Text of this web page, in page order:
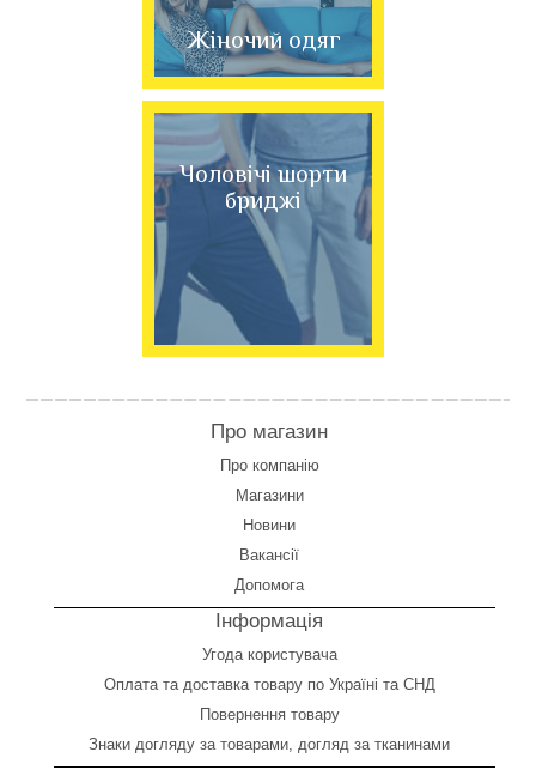
Жіночий одяг
Чоловічі шорти
бриджі
Про магазин
Про компанію
Магазини
Новини
Вакансії
Допомога
Інформація
Угода користувача
Оплата та доставка товару по Україні та СНД
Повернення товару
Знаки догляду за товарами, догляд за тканинами